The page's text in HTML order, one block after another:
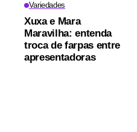
Variedades
Xuxa e Mara
Maravilha: entenda
troca de farpas entre
apresentadoras